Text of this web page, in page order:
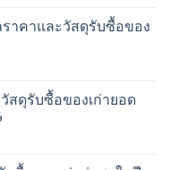
าคาและวัสดุรับซื้อของ
สดุรับซื้อของเก่ายอด